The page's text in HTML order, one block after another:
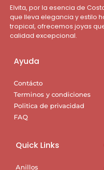
Elvita, por la esencia de
que lleva elegancia y estilo
tropical, ofrecemos joyas
calidad excepcional.
Ayuda
Contácto
Terminos y condiciones
Politica de privacidad
FAQ
Quick Links
Anillos